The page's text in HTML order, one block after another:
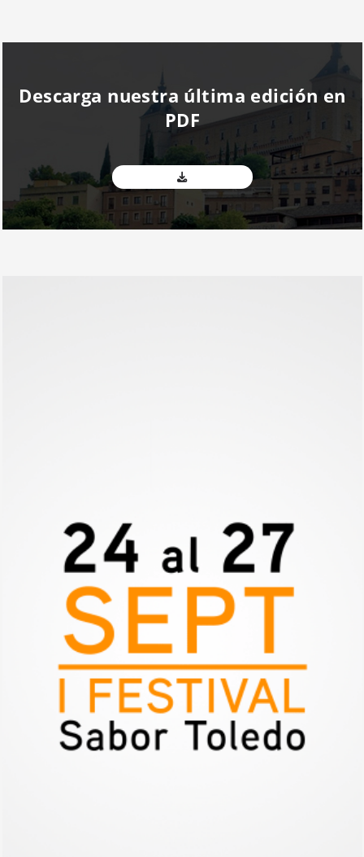
Descarga nuestra última edición en
PDF